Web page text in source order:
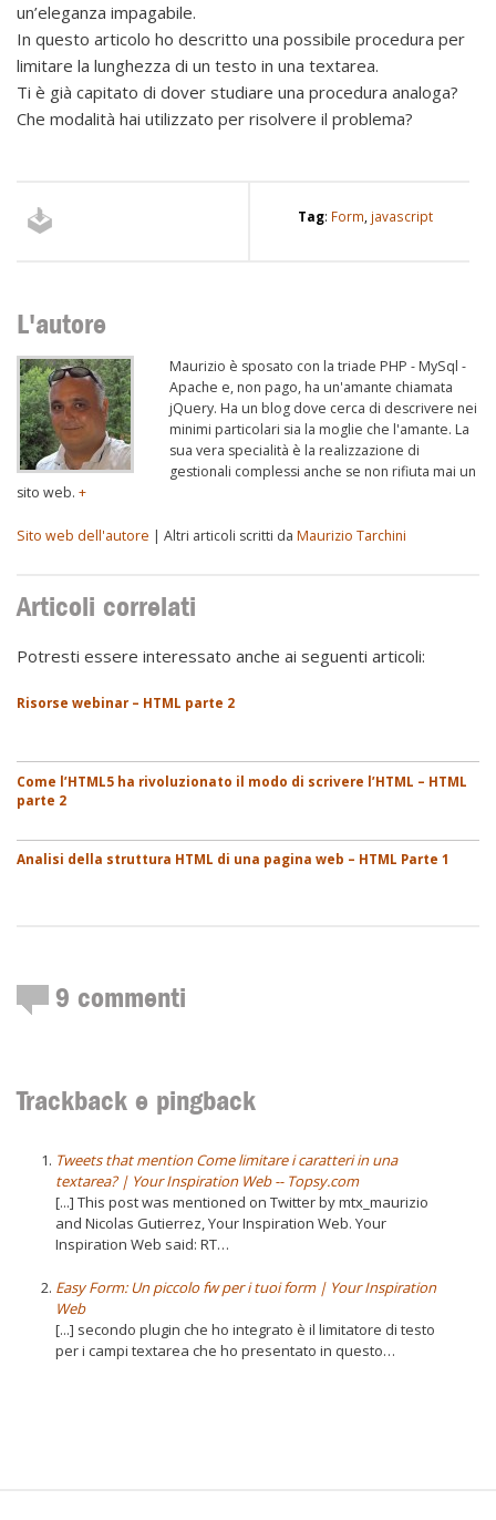
un’eleganza impagabile.
In questo articolo ho descritto una possibile procedura per
limitare la lunghezza di un testo in una textarea.
Ti è già capitato di dover studiare una procedura analoga?
Che modalità hai utilizzato per risolvere il problema?
Tag: Form, javascript
L'autore
Maurizio è sposato con la triade PHP - MySql -
Apache e, non pago, ha un'amante chiamata
jQuery. Ha un blog dove cerca di descrivere nei
minimi particolari sia la moglie che l'amante. La
sua vera specialità è la realizzazione di
gestionali complessi anche se non rifiuta mai un
sito web. +
Sito web dell'autore | Altri articoli scritti da Maurizio Tarchini
Articoli correlati
Potresti essere interessato anche ai seguenti articoli:
Risorse webinar – HTML parte 2
Come l’HTML5 ha rivoluzionato il modo di scrivere l’HTML – HTML
parte 2
Analisi della struttura HTML di una pagina web – HTML Parte 1
9 commenti
Trackback e pingback
Tweets that mention Come limitare i caratteri in una
textarea? | Your Inspiration Web -- Topsy.com
[...] This post was mentioned on Twitter by mtx_maurizio
and Nicolas Gutierrez, Your Inspiration Web. Your
Inspiration Web said: RT…
Easy Form: Un piccolo fw per i tuoi form | Your Inspiration
Web
[...] secondo plugin che ho integrato è il limitatore di testo
per i campi textarea che ho presentato in questo…